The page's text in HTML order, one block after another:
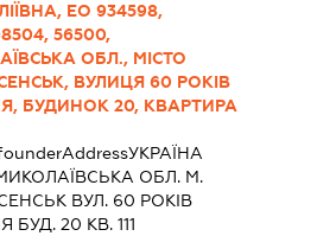
ЕО 934598,
56500,
ОБЛ., МІСТО
ВУЛИЦЯ 60 РОКІВ
БУДИНОК 20, КВАРТИРА
УКРАЇНА
ОБЛ. М.
ВУЛ. 60 РОКІВ
20 КВ. 111